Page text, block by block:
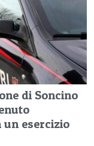
di Soncino
esercizio